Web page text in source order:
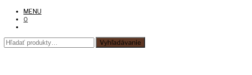
MENU
0
Hľadať: Vyhľadávanie